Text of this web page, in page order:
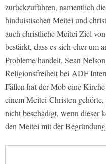
zurückzuführen, namentlich
hinduistischen Meitei und
auch christliche Meitei Ziel
bestärkt, dass es sich eher um
Probleme handelt. Sean
Religionsfreiheit bei ADF
Fällen hat der Mob eine
einem Meitei-Christen
nicht beschädigt, wenn dieser
den Meitei mit der